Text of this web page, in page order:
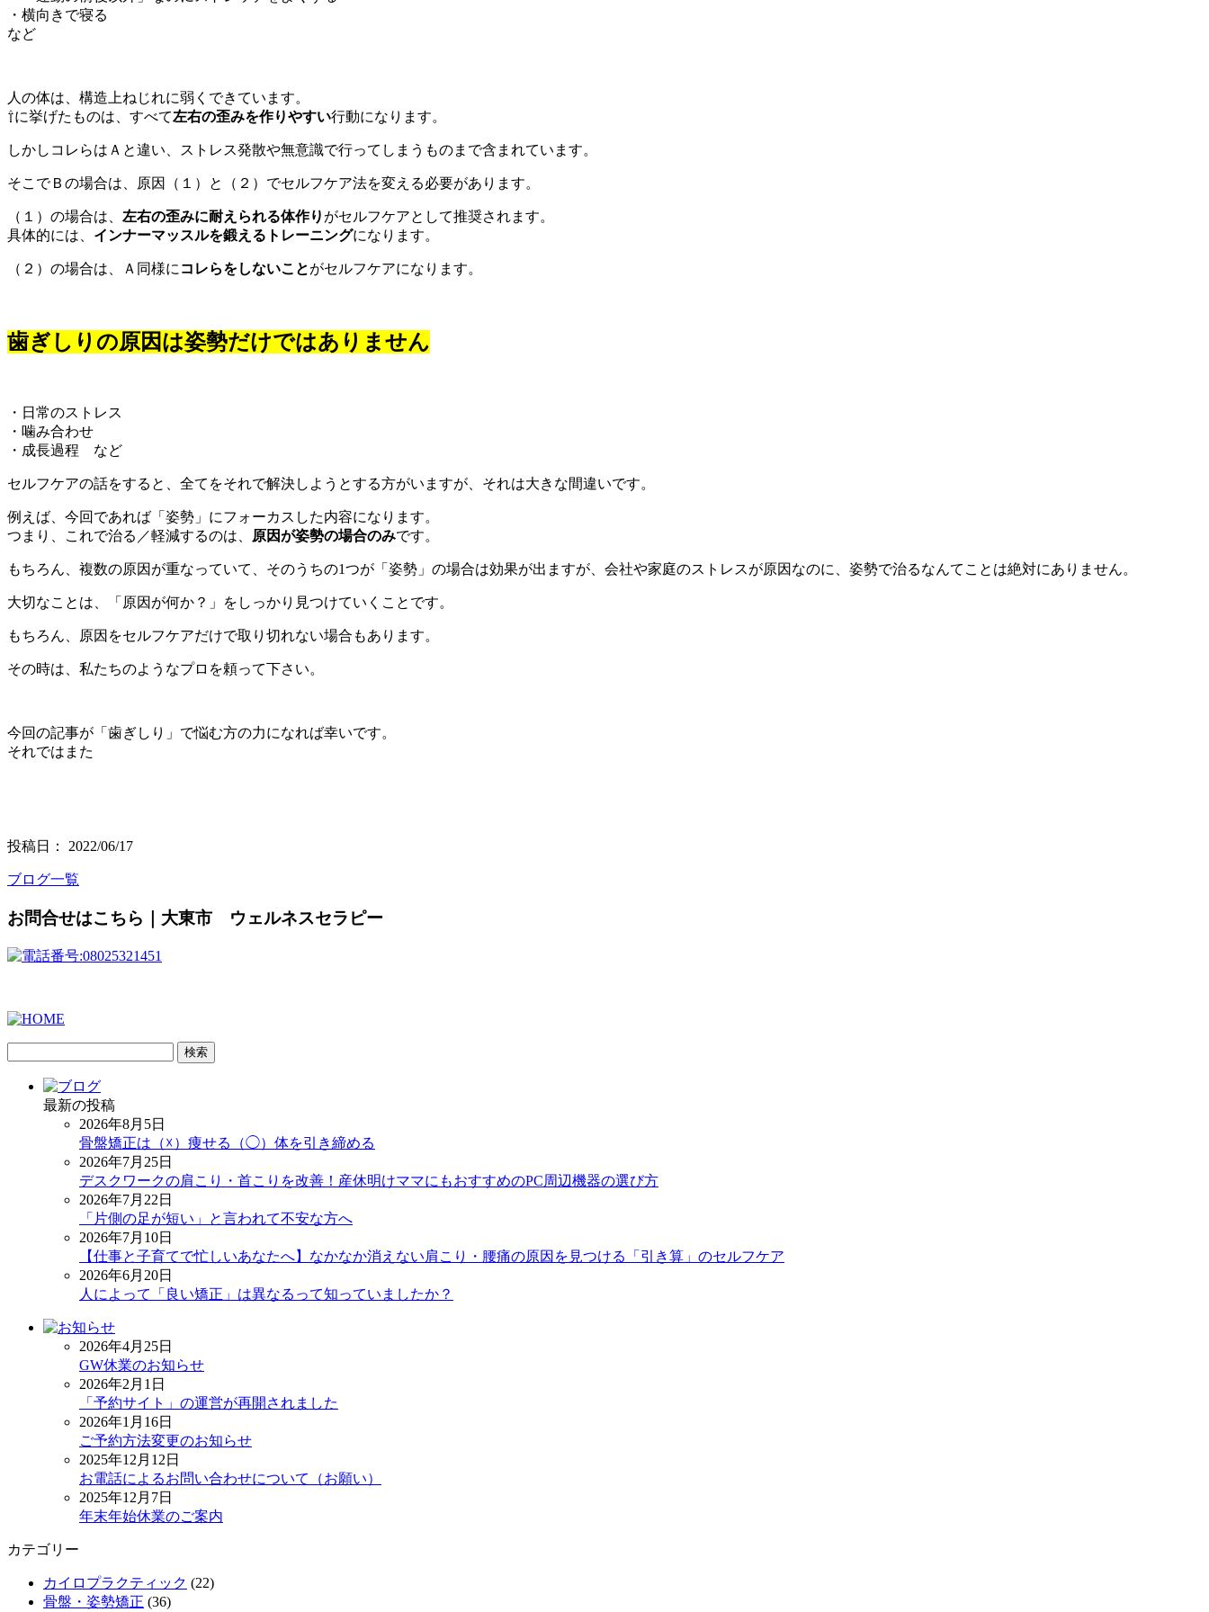
・横向きで寝る
など
人の体は、構造上ねじれに弱くできています。
⇧に挙げたものは、すべて左右の歪みを作りやすい行動になります。
しかしコレらはＡと違い、ストレス発散や無意識で行ってしまうものまで含まれています。
そこでＢの場合は、原因（１）と（２）でセルフケア法を変える必要があります。
（１）の場合は、 左右の歪みに耐えられる体作り がセルフケアとして推奨されます。
具体的には、 インナーマッスルを鍛えるトレーニングになります。
（２）の場合は、Ａ同様に コレらをしないことがセルフケアになります。
歯ぎしりの原因は姿勢だけではありません
・日常のストレス
・噛み合わせ
・成長過程 など
セルフケアの話をすると、全てをそれで解決しようとする方がいますが、それは大きな間違いです。
例えば、今回であれば「姿勢」にフォーカスした内容になります。
つまり、これで治る／軽減するのは、 原因が姿勢の場合のみです。
もちろん、複数の原因が重なっていて、そのうちの1つが「姿勢」の場合は効果が出ますが、会社や家庭のストレスが原因なのに、姿勢で治るなんてことは絶対にありません。
大切なことは、「原因が何か？」をしっかり見つけていくことです。
もちろん、原因をセルフケアだけで取り切れない場合もあります。
その時は、私たちのようなプロを頼って下さい。
今回の記事が「歯ぎしり」で悩む方の力になれば幸いです。
それではまた
投稿日： 2022/06/17
ブログ一覧
お問合せはこちら｜大東市 ウェルネスセラピー
最新の投稿
2026年8月5日
骨盤矯正は（☓）痩せる（◯）体を引き締める
2026年7月25日
デスクワークの肩こり・首こりを改善！産休明けママにもおすすめのPC周辺機器の選び方
2026年7月22日
「片側の足が短い」と言われて不安な方へ
2026年7月10日
【仕事と子育てで忙しいあなたへ】なかなか消えない肩こり・腰痛の原因を見つける「引き算」のセルフケア
2026年6月20日
人によって「良い矯正」は異なるって知っていましたか？
2026年4月25日
GW休業のお知らせ
2026年2月1日
「予約サイト」の運営が再開されました
2026年1月16日
ご予約方法変更のお知らせ
2025年12月12日
お電話によるお問い合わせについて（お願い）
2025年12月7日
年末年始休業のご案内
カテゴリー
カイロプラクティック (22)
骨盤・姿勢矯正 (36)